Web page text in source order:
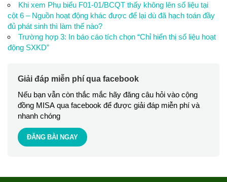
Khi xem Phụ biểu F01-01/BCQT thấy không lên số liệu tại
cột 6 – Nguồn hoạt động khác được để lại dù đã hạch toán đầy
đủ phát sinh thì làm thế nào?
Trường hợp 3: In báo cáo tích chọn “Chỉ hiển thị số liệu hoạt
động SXKD”
Giải đáp miễn phí qua facebook
Nếu bạn vẫn còn thắc mắc hãy đăng câu hỏi vào cộng
đồng MISA qua facebook để được giải đáp miễn phí và
nhanh chóng
ĐĂNG BÀI NGAY